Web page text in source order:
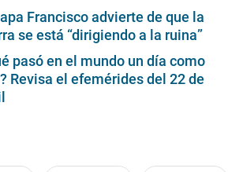
Francisco advierte de que la
se está “dirigiendo a la ruina”
pasó en el mundo un día como
Revisa el efemérides del 22 de